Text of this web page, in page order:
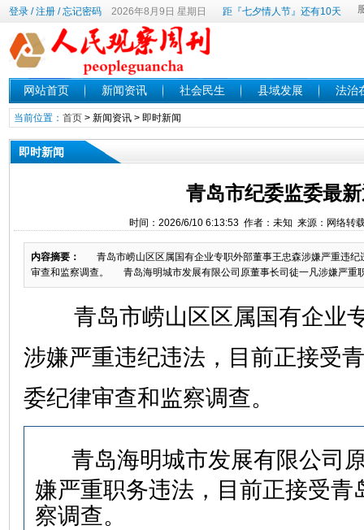
登录/注册/忘记密码 2026年8月9日 星期日 距『七夕情人节』还有10天
网站首页 新闻资讯 社会民生 县域发展 法治
当前位置： 首页> 新闻资讯> 即时新闻
即时新闻
青岛市纪委监委最
时间：2026/6/10 6:13:53 作者：未知 来源：网络转
内容摘要：
青岛市崂山区区属国有企业专职外部董事王忠森涉嫌严重违纪
审查和监察调查。 青岛海明城市发展有限公司原董事长司徒一凡涉嫌严重
青岛市崂山区区属国有企业
涉嫌严重违纪违法，目前正接受
委纪律审查和监察调查。
青岛海明城市发展有限公司
嫌严重职务违法，目前正接受青
察调查。